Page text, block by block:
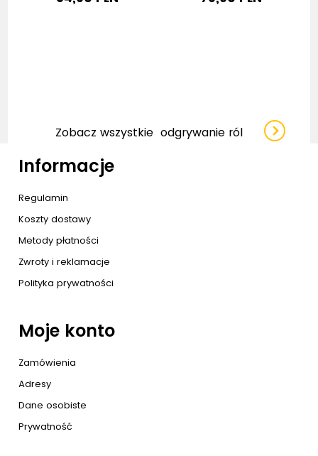
Zobacz wszystkie odgrywanie ról
Informacje
Regulamin
Koszty dostawy
Metody płatności
Zwroty i reklamacje
Polityka prywatności
Moje konto
Zamówienia
Adresy
Dane osobiste
Prywatność